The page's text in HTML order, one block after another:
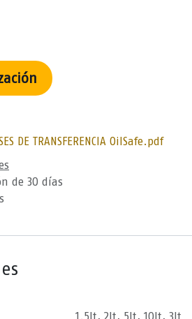
DE TRANSFERENCIA OilSafe.pdf
de 30 días